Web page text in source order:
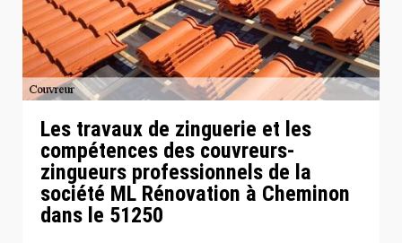
Les travaux de zinguerie et les
compétences des couvreurs-
zingueurs professionnels de la
société ML Rénovation à Cheminon
dans le 51250